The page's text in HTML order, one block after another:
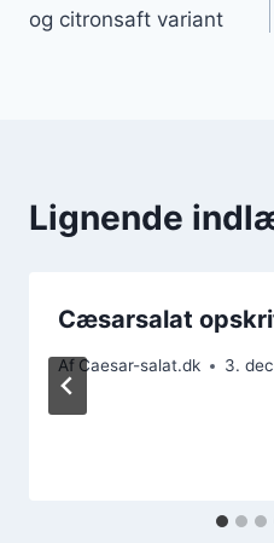
og citronsaft variant
Lignende
Cæsarsalat
Af Caesar-salat.dk 3.